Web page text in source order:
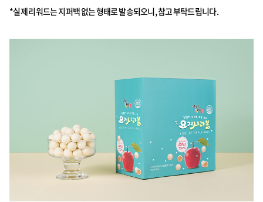
*실제 리워드는 지퍼백 없는 형태로 발송되오니, 참고 부탁드립니다.